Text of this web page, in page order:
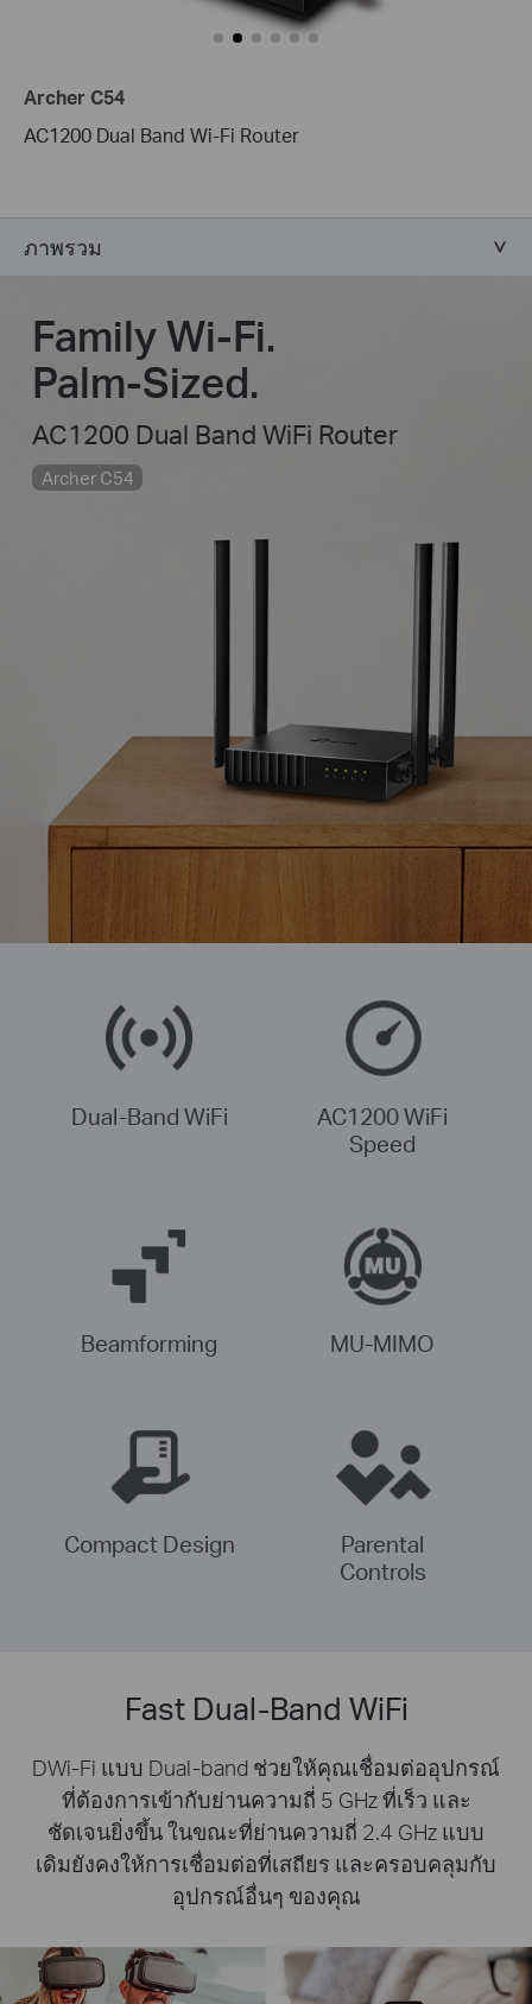
Archer C54
AC1200 Dual Band Wi-Fi Router
ภาพรวม
Family Wi-Fi.
Palm-Sized.
AC1200 Dual Band WiFi Router
Archer C54
Dual-Band WiFi
AC1200 WiFi
Speed
Beamforming MU-MIMO
Compact Design
Parental
Controls
Fast Dual-Band WiFi
DWi-Fi แบบ Dual-band ช่วยให้คุณเชื่อมต่ออุปกรณ์
ที่ต้องการเข้ากับย่านความถี่ 5 GHz ที่เร็ว และ
ชัดเจนยิ่งขึ้น ในขณะที่ย่านความถี่ 2.4 GHz แบบ
เดิมยังคงให้การเชื่อมต่อที่เสถียร และครอบคลุมกับ
อุปกรณ์อื่นๆ ของคุณ